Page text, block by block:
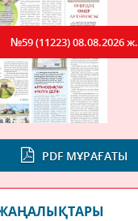
PDF МҰРАҒАТЫ
№59 (11223)08.08.2026 ж.